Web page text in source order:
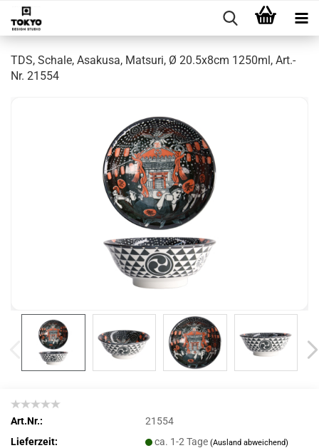
TDS, Schale, Asakusa, Matsuri, Ø 20.5x8cm 1250ml, Art.-
Nr. 21554
Art.Nr.:
21554
Lieferzeit:
ca. 1-2 Tage(Ausland abweichend)